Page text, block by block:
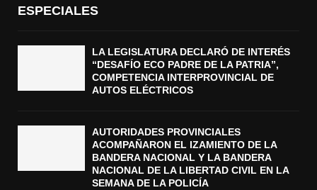
ESPECIALES
LA LEGISLATURA DECLARÓ DE INTERÉS
“DESAFÍO ECO PADRE DE LA PATRIA”,
COMPETENCIA INTERPROVINCIAL DE
AUTOS ELÉCTRICOS
AUTORIDADES PROVINCIALES
ACOMPAÑARON EL IZAMIENTO DE LA
BANDERA NACIONAL Y LA BANDERA
NACIONAL DE LA LIBERTAD CIVIL EN LA
SEMANA DE LA POLICÍA